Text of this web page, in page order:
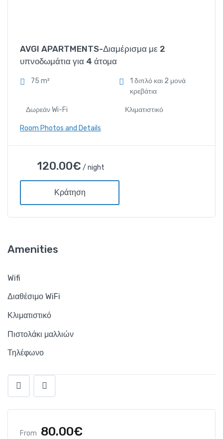
Κλιματιστικό
Ντουζιέρα και μπανιέρα
AVGI APARTMENTS-Διαμέρισμα με 2
υπνοδωμάτια για 4 άτομα
75 m²
1 διπλό και 2 μονά
κρεβάτια
Δωρεάν Wi-Fi Κλιματιστικό
Room Photos and Details
AVGI APARTMENTS-
Διαμέρισμα με 2 υπνοδωμάτια
για 4 άτομα
Amenities
Κλιματιστικό
120.00€ / night
Κράτηση
Amenities
Wifi
Διαθέσιμο WiFi
Κλιματιστικό
Πιστολάκι μαλλιών
Τηλέφωνο
From 80.00€